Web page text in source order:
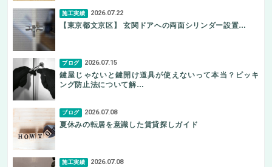
施工実績 2026.07.22
【東京都文京区】 玄関ドアへの両面シリンダー設置…
ブログ 2026.07.15
鍵屋じゃないと鍵開け道具が使えないって本当？ピッキ
ング防止法について解…
ブログ 2026.07.08
夏休みの転居を意識した賃貸探しガイド
施工実績 2026.07.08